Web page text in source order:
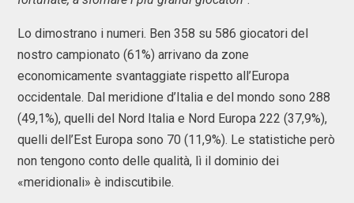
Lo dimostrano i numeri. Ben 358 su 586 giocatori del
nostro campionato (61%) arrivano da zone
economicamente svantaggiate rispetto all’Europa
occidentale. Dal meridione d’Italia e del mondo sono 288
(49,1%), quelli del Nord Italia e Nord Europa 222 (37,9%),
quelli dell’Est Europa sono 70 (11,9%). Le statistiche però
non tengono conto delle qualità, lì il dominio dei
«meridionali» è indiscutibile.